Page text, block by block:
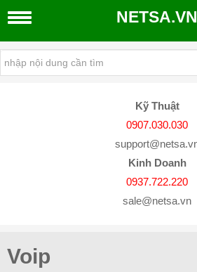
THIẾT
KẾ
Vụ
SEO
NETSA.VN
Kỹ Thuật
0907.030.030
Kinh Doanh
0937.722.220
sale@netsa.vn
Voip